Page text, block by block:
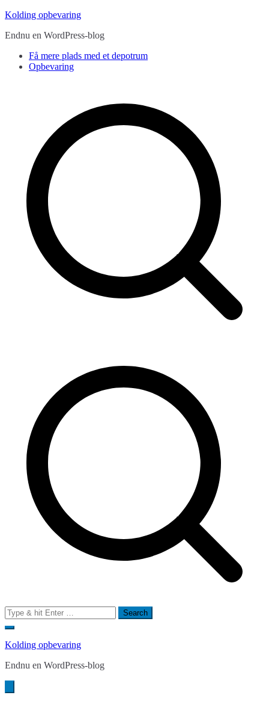
Videre
indhold
Kolding opbevaring
Endnu en WordPress-blog
Få mere plads med et depotrum
Opbevaring
Search
for:
Kolding opbevaring
Endnu en WordPress-blog